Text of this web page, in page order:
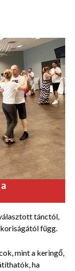
tánctól,
függ.
mint a keringő,
ha